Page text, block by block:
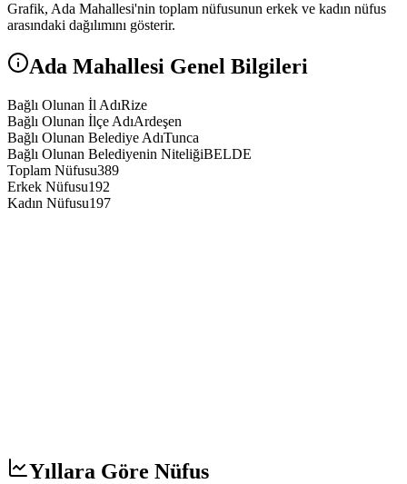
Grafik, Ada Mahallesi'nin toplam nüfusunun erkek ve kadın nüfus
arasındaki dağılımını gösterir.
Ada Mahallesi Genel Bilgileri
Bağlı Olunan İl AdıRize
Bağlı Olunan İlçe AdıArdeşen
Bağlı Olunan Belediye AdıTunca
Bağlı Olunan Belediyenin NiteliğiBELDE
Toplam Nüfusu389
Erkek Nüfusu192
Kadın Nüfusu197
Yıllara Göre Nüfus